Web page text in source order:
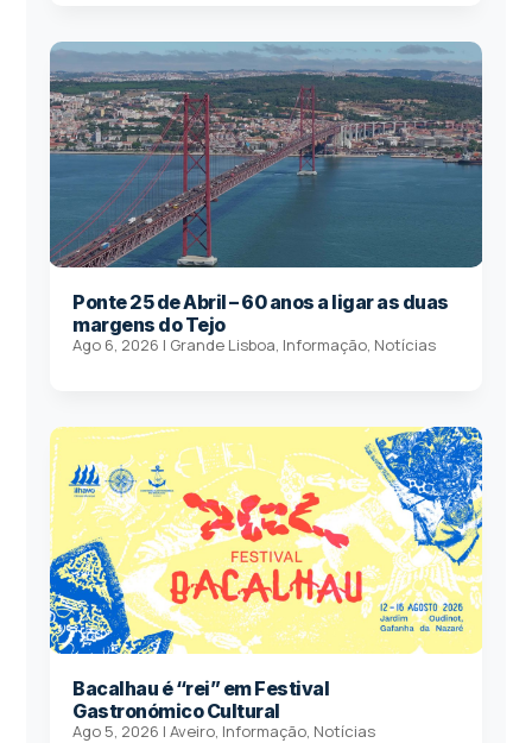
Ponte 25 de Abril – 60 anos a ligar as duas
margens do Tejo
Ago 6, 2026 | Grande Lisboa, Informação, Notícias
Bacalhau é “rei” em Festival
Gastronómico Cultural
Ago 5, 2026 |Aveiro, Informação, Notícias